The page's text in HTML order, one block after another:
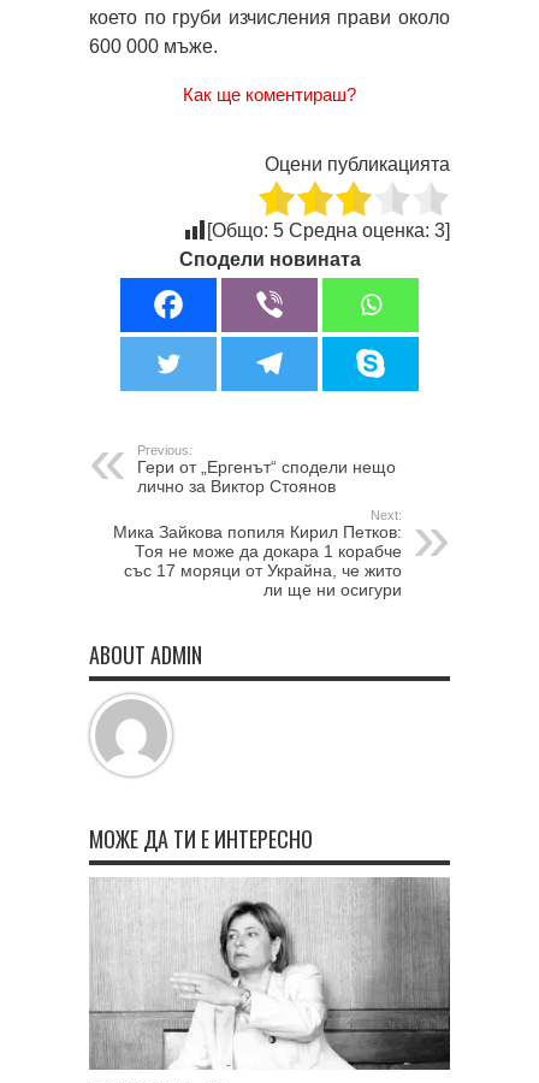
което по груби изчисления прави около
600 000 мъже.
Как ще коментираш?
Оцени публикацията
[Общо: 5 Средна оценка: 3]
Сподели новината
Previous:
Гери от „Ергенът“ сподели нещо
лично за Виктор Стоянов
Next:
Мика Зайкова попиля Кирил Петков:
Тоя не може да докара 1 корабче
със 17 моряци от Украйна, че жито
ли ще ни осигури
ABOUT ADMIN
МОЖЕ ДА ТИ Е ИНТЕРЕСНО